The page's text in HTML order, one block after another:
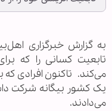
به گزارش خبرگزاری
تابعیت کسانی را که
می‌کند. تاکنون افرادی که
یک کشور بیگانه شرکت
می‌دادند.